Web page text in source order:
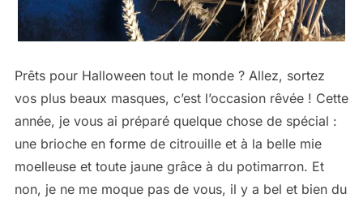
Prêts pour Halloween tout le monde ? Allez, sortez
vos plus beaux masques, c’est l’occasion rêvée ! Cette
année, je vous ai préparé quelque chose de spécial :
une brioche en forme de citrouille et à la belle mie
moelleuse et toute jaune grâce à du potimarron. Et
non, je ne me moque pas de vous, il y a bel et bien du